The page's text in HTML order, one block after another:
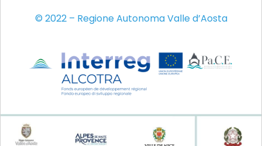
© 2022 – Regione Autonoma Valle d’Aosta